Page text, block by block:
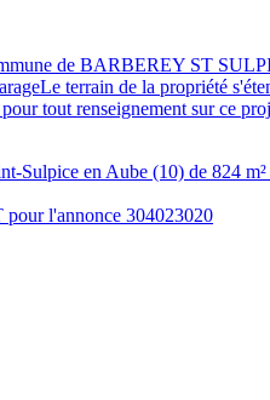
de BARBEREY ST
terrain de la propriété
tout renseignement sur ce